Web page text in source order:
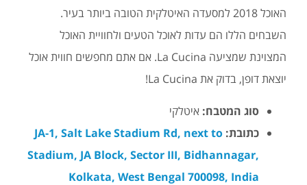
האוכל 2018 למסעדה האיטלקית הטובה ביותר בעיר.
השבחים הללו הם עדות לאוכל הטעים ולחוויית האוכל
המצוינת שמציעה La Cucina. אם אתם מחפשים חווית אוכל
יוצאת דופן, בדוק את La Cucina!
סוג המטבח: איטלקי
כתובת: JA-1, Salt Lake Stadium Rd, next to
Stadium, JA Block, Sector III, Bidhannagar,
Kolkata, West Bengal 700098, India